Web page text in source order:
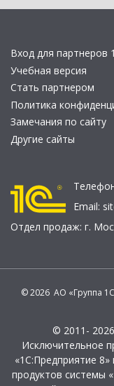
Вход для партнеров
Учебная версия
Стать партнером
Политика
Замечания по сайту
Другие сайты
Email:
Отдел продаж: г.
© 2026 АО «Группа
© 2011-
Исключительное
«1С:Предприятие
продуктов системы